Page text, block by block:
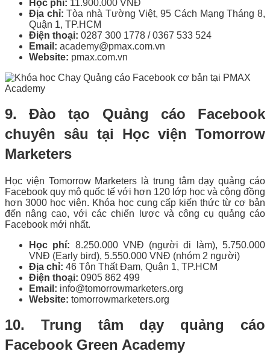
Học phí: 11.900.000 VNĐ
Địa chỉ: Tòa nhà Tường Việt, 95 Cách Mạng Tháng 8,
Quận 1, TP.HCM
Điện thoại: 0287 300 1778 / 0367 533 524
Email: academy@pmax.com.vn
Website: pmax.com.vn
9. Đào tạo Quảng cáo Facebook
chuyên sâu tại Học viện Tomorrow
Marketers
Học viện Tomorrow Marketers là trung tâm dạy quảng cáo
Facebook quy mô quốc tế với hơn 120 lớp học và cộng đồng
hơn 3000 học viên. Khóa học cung cấp kiến thức từ cơ bản
đến nâng cao, với các chiến lược và công cụ quảng cáo
Facebook mới nhất.
Học phí: 8.250.000 VNĐ (người đi làm), 5.750.000
VNĐ (Early bird), 5.550.000 VNĐ (nhóm 2 người)
Địa chỉ: 46 Tôn Thất Đạm, Quận 1, TP.HCM
Điện thoại: 0905 862 499
Email: info@tomorrowmarketers.org
Website: tomorrowmarketers.org
10. Trung tâm dạy quảng cáo
Facebook Green Academy